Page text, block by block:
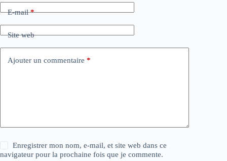
E-mail*
Site web
Ajouter un commentaire *
Enregistrer mon nom, e-mail, et site web dans ce
navigateur pour la prochaine fois que je commente.